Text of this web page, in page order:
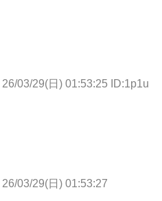
26/03/29(日) 01:53:25 ID:1p1u
26/03/29(日) 01:53:27